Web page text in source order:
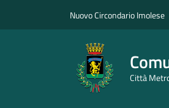
Nuovo Circondario Imolese
Città